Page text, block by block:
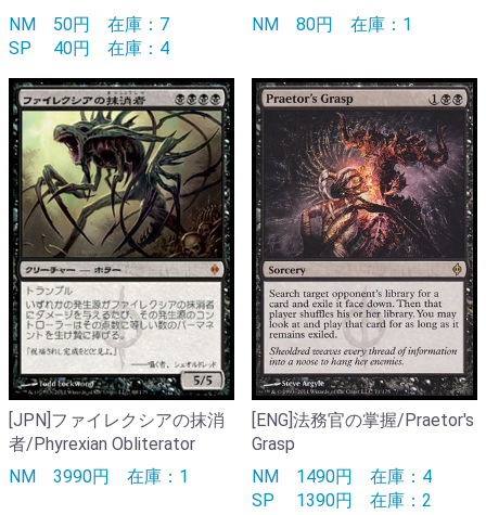
NM 50円 在庫：7
SP
40円 在庫：4
NM 80円 在庫：1
[JPN]ファイレクシアの抹消
者/Phyrexian Obliterator
NM 3990円 在庫：1
[ENG]法務官の掌握/Praetor's
Grasp
NM 1490円 在庫：4
SP
1390円 在庫：2